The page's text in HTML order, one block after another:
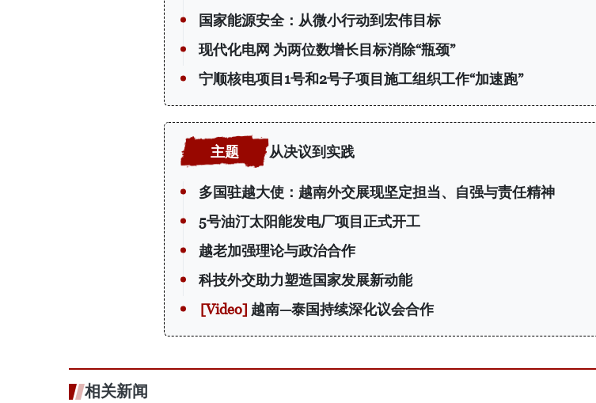
国家能源安全：从微小行动到宏伟目标
现代化电网 为两位数增长目标消除“瓶颈”
宁顺核电项目1号和2号子项目施工组织工作“加速跑”
从决议到实践
多国驻越大使：越南外交展现坚定担当、自强与责任精神
5号油汀太阳能发电厂项目正式开工
越老加强理论与政治合作
科技外交助力塑造国家发展新动能
越南—泰国持续深化议会合作
相关新闻